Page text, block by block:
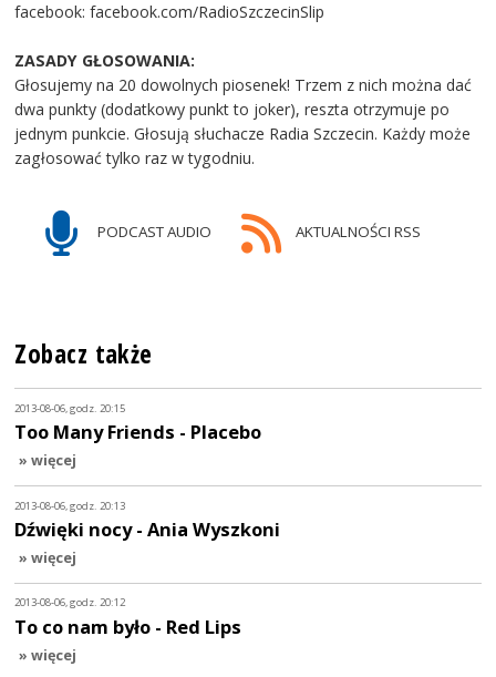
facebook: facebook.com/RadioSzczecinSlip
ZASADY GŁOSOWANIA:
Głosujemy na 20 dowolnych piosenek! Trzem z nich można dać
dwa punkty (dodatkowy punkt to joker), reszta otrzymuje po
jednym punkcie. Głosują słuchacze Radia Szczecin. Każdy może
zagłosować tylko raz w tygodniu.
PODCAST AUDIO AKTUALNOŚCI RSS
Zobacz także
2013-08-06, godz. 20:15
Too Many Friends - Placebo
» więcej
2013-08-06, godz. 20:13
Dźwięki nocy - Ania Wyszkoni
» więcej
2013-08-06, godz. 20:12
To co nam było - Red Lips
» więcej